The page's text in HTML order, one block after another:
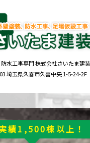
水工事専門 株式会社さいたま建装
埼玉県久喜市久喜中央 1-5-24-2F
績1,500棟以上！